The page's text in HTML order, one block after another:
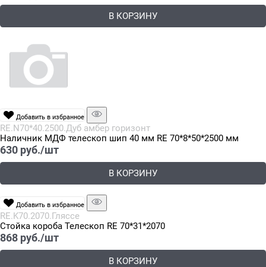
В КОРЗИНУ
Добавить в избранное
RE.N70*40.2500.Дуб амбер горизонт
Наличник МДФ телескоп шип 40 мм RE 70*8*50*2500 мм
630 руб./шт
В КОРЗИНУ
Добавить в избранное
RE.K70.2070.Гляссе
Стойка короба Телескоп RE 70*31*2070
868 руб./шт
В КОРЗИНУ